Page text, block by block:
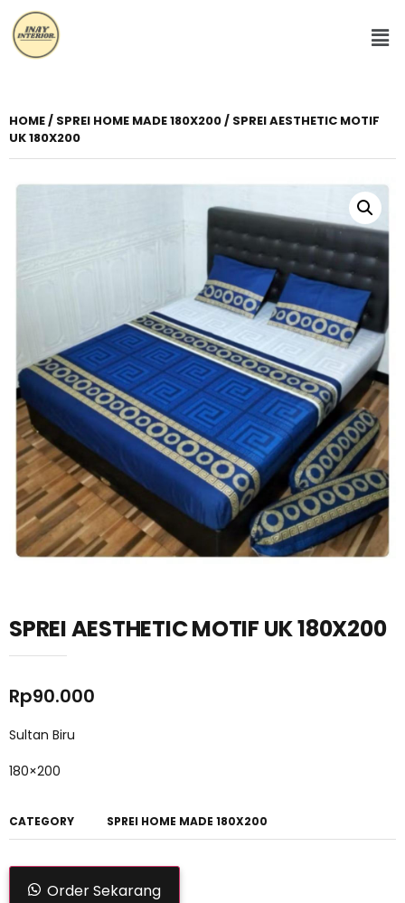
HOME/ SPREI HOME MADE 180X200/ SPREI AESTHETIC MOTIF
UK 180X200
SPREI AESTHETIC MOTIF UK 180X200
Rp90.000
Sultan Biru
180×200
CATEGORY SPREI HOME MADE 180X200
Order Sekarang